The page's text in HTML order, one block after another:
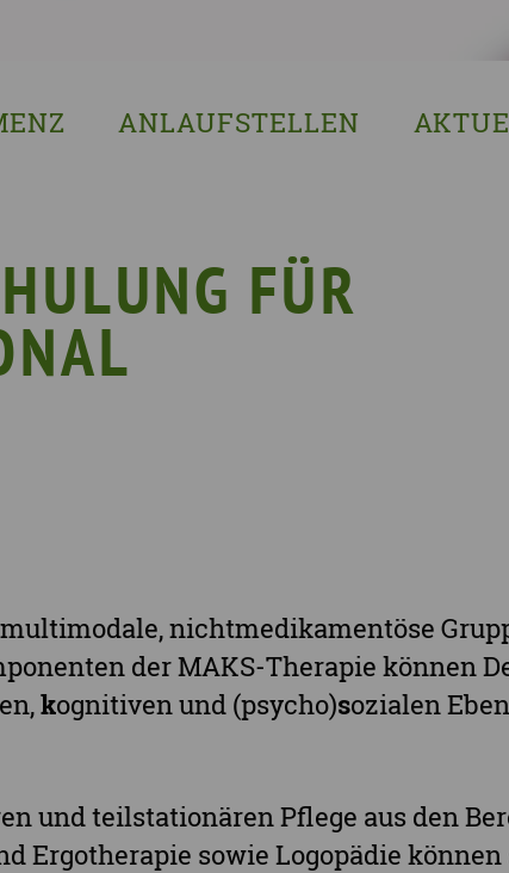
ANLAUFSTELLEN
Landeshauptstadt Dresden
Landkreis Meissen
Stadt Chemnitz
Stadt Leipzig
Ganz Sachsen
FÜR
nichtmedikamentöse
der MAKS-Therapie können
kognitiven und (psycho)sozialen
und teilstationären Pflege aus den
Ergotherapie sowie Logopädie